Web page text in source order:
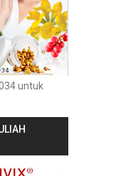
untuk